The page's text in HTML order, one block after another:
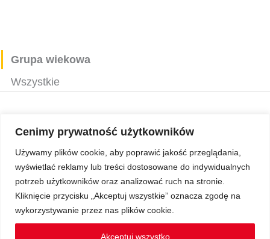
Cenimy prywatność użytkowników
Używamy plików cookie, aby poprawić jakość przeglądania,
wyświetlać reklamy lub treści dostosowane do indywidualnych
potrzeb użytkowników oraz analizować ruch na stronie.
Kliknięcie przycisku „Akceptuj wszystkie” oznacza zgodę na
wykorzystywanie przez nas plików cookie.
Akceptuj wszystko
Grupa wiekowa
Wszystkie
Copyright © 2026 Z Sercem do Pacjenta